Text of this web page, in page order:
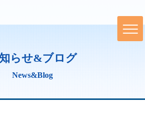
らせ&ブログ
News&Blog